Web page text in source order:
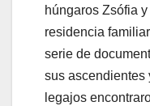
húngaros Zsófia
residencia
serie de
sus ascendientes
legajos